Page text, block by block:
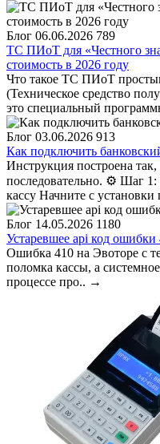
Блог 06.06.2026 789
ТС ПИоТ для «Честного
стоимость в 2026 году
Что такое ТС ПИоТ
(Техническое средство
это специальный
Блог 03.06.2026 913
Как подключить
Инструкция построена
последовательно. ⚙️ Шаг 1:
кассу Начните с установки
Блог 14.05.2026 1180
Устаревшее api код ошибки
Ошибка 410 на Эвоторе с
поломка кассы, а
процессе про.. →